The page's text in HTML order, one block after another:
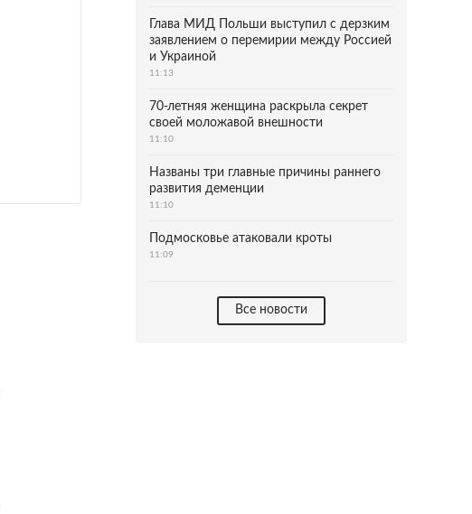
Глава МИД Польши выступил с дерзким
заявлением о перемирии между Россией
и Украиной
11:13
70-летняя женщина раскрыла секрет
своей моложавой внешности
11:10
Названы три главные причины раннего
развития деменции
11:10
Подмосковье атаковали кроты
11:09
Все новости